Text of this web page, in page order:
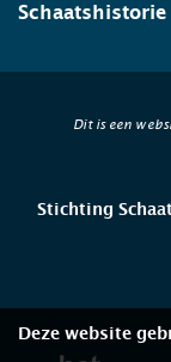
Schaatshistorie
Dit is een
Stichting
Deze website